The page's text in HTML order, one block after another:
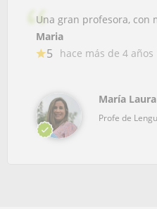
Una gran profesora, con
Maria
5 hace más de 4 años
María Laura
Profe de